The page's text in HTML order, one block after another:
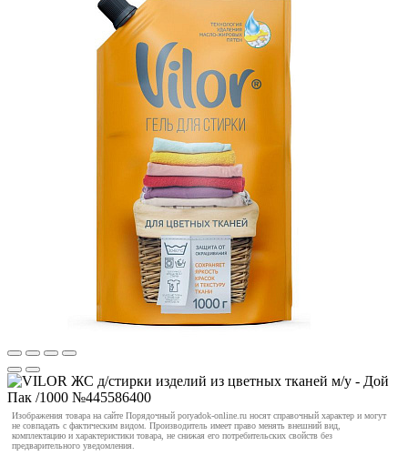
Изображения товара на сайте Порядочный poryadok-online.ru носят справочный характер и могут
не совпадать с фактическим видом. Производитель имеет право менять внешний вид,
комплектацию и характеристики товара, не снижая его потребительских свойств без
предварительного уведомления.